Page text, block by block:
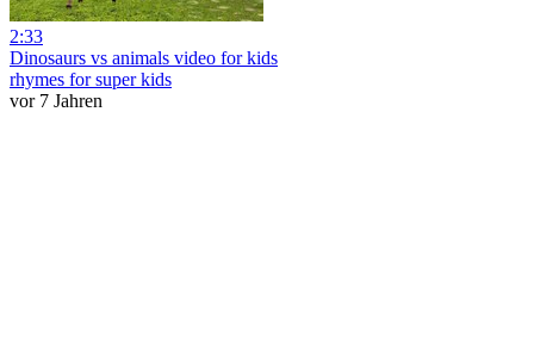
2:33
Dinosaurs vs animals video for kids
rhymes for super kids
vor 7 Jahren